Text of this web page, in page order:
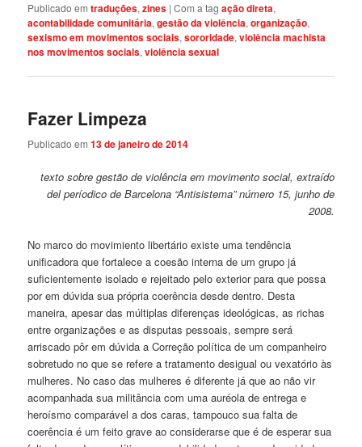
Publicado em traduções,zines |Com a tagação direta,
acontabilidade comunitária,gestão da violência,organização,
sexismo em movimentos sociais,sororidade,violência machista
nos movimentos sociais,violência sexual
Fazer Limpeza
Publicado em13 de janeiro de 2014
texto sobre gestão de violência em movimento social, extraído
del períodico de Barcelona “Antisistema” número 15, junho de
2008.
No marco do movimiento libertário existe uma tendência
unificadora que fortalece a coesão interna de um grupo já
suficientemente isolado e rejeitado pelo exterior para que possa
por em dúvida sua própria coerência desde dentro. Desta
maneira, apesar das múltiplas diferenças ideológicas, as richas
entre organizações e as disputas pessoais, sempre será
arriscado pôr em dúvida a Correção política de um companheiro
sobretudo no que se refere a tratamento desigual ou vexatório às
mulheres. No caso das mulheres é diferente já que ao não vir
acompanhada sua militância com uma auréola de entrega e
heroísmo comparável a dos caras, tampouco sua falta de
coerência é um feito grave ao considerarse que é de esperar sua